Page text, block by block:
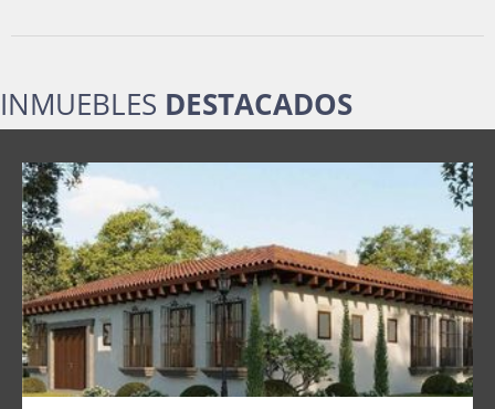
INMUEBLES DESTACADOS